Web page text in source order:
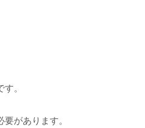
。
があります。